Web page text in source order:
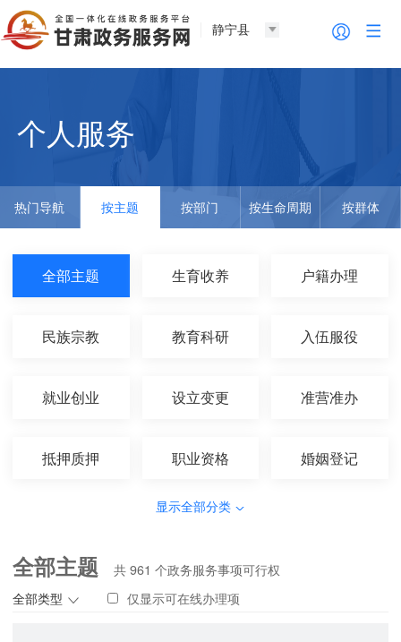
静宁县
个人服务
热门导航 按主题 按部门 按生命周期 按群体
全部主题 生育收养 户籍办理
民族宗教 教育科研 入伍服役
就业创业 设立变更 准营准办
抵押质押 职业资格 婚姻登记
显示全部分类
全部主题
全部类型
共961 个政务服务事项可行权
仅显示可在线办理项